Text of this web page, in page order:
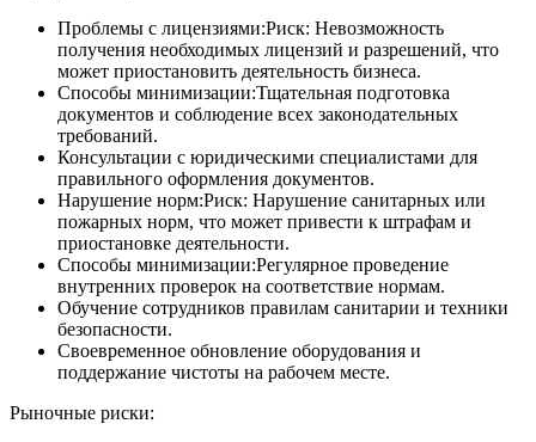
Проблемы с лицензиями:Риск: Невозможность
получения необходимых лицензий и разрешений, что
может приостановить деятельность бизнеса.
Способы минимизации:Тщательная подготовка
документов и соблюдение всех законодательных
требований.
Консультации с юридическими специалистами для
правильного оформления документов.
Нарушение норм:Риск: Нарушение санитарных или
пожарных норм, что может привести к штрафам и
приостановке деятельности.
Способы минимизации:Регулярное проведение
внутренних проверок на соответствие нормам.
Обучение сотрудников правилам санитарии и техники
безопасности.
Своевременное обновление оборудования и
поддержание чистоты на рабочем месте.
Рыночные риски: